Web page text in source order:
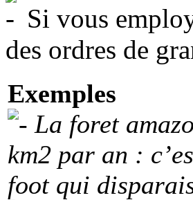
Si vous
des ordres de
Exemples
La foret
km2 par an :
foot qui